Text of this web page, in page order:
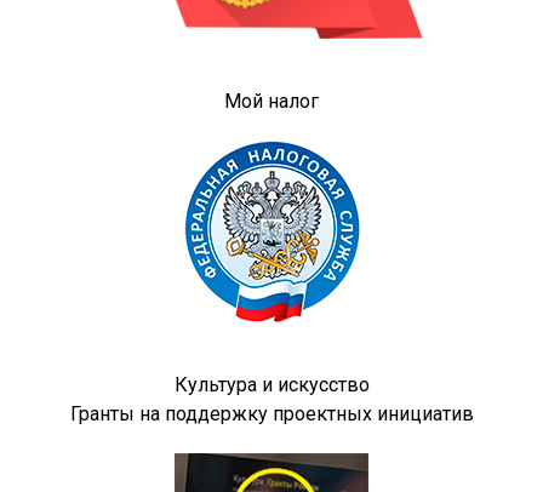
Мой налог
Культура и искусство
Гранты на поддержку проектных инициатив